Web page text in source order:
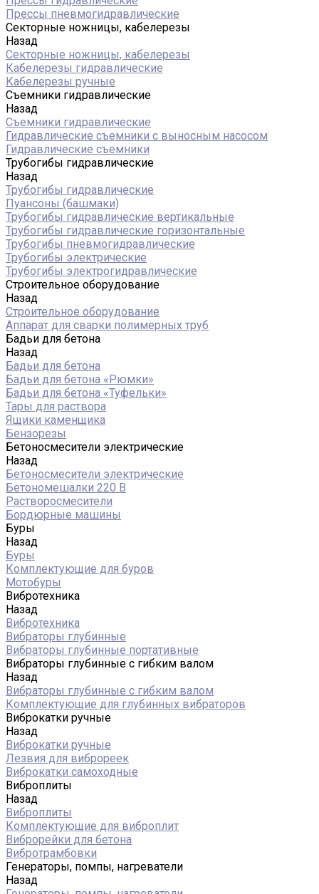
Прессы пневмогидравлические
Секторные ножницы, кабелерезы
Назад
Секторные ножницы, кабелерезы
Кабелерезы гидравлические
Кабелерезы ручные
Съемники гидравлические
Назад
Съемники гидравлические
Гидравлические cъемники с выносным насосом
Гидравлические съемники
Трубогибы гидравлические
Назад
Трубогибы гидравлические
Пуансоны (башмаки)
Трубогибы гидравлические вертикальные
Трубогибы гидравлические горизонтальные
Трубогибы пневмогидравлические
Трубогибы электрические
Трубогибы электрогидравлические
Строительное оборудование
Назад
Строительное оборудование
Аппарат для сварки полимерных труб
Бадьи для бетона
Назад
Бадьи для бетона
Бадьи для бетона «Рюмки»
Бадьи для бетона «Туфельки»
Тары для раствора
Ящики каменщика
Бензорезы
Бетоносмесители электрические
Назад
Бетоносмесители электрические
Бетономешалки 220 В
Растворосмесители
Бордюрные машины
Буры
Назад
Буры
Комплектующие для буров
Мотобуры
Вибротехника
Назад
Вибротехника
Вибраторы глубинные
Вибраторы глубинные портативные
Вибраторы глубинные с гибким валом
Назад
Вибраторы глубинные с гибким валом
Комплектующие для глубинных вибраторов
Виброкатки ручные
Назад
Виброкатки ручные
Лезвия для виброреек
Виброкатки самоходные
Виброплиты
Назад
Виброплиты
Комплектующие для виброплит
Виброрейки для бетона
Вибротрамбовки
Генераторы, помпы, нагреватели
Назад